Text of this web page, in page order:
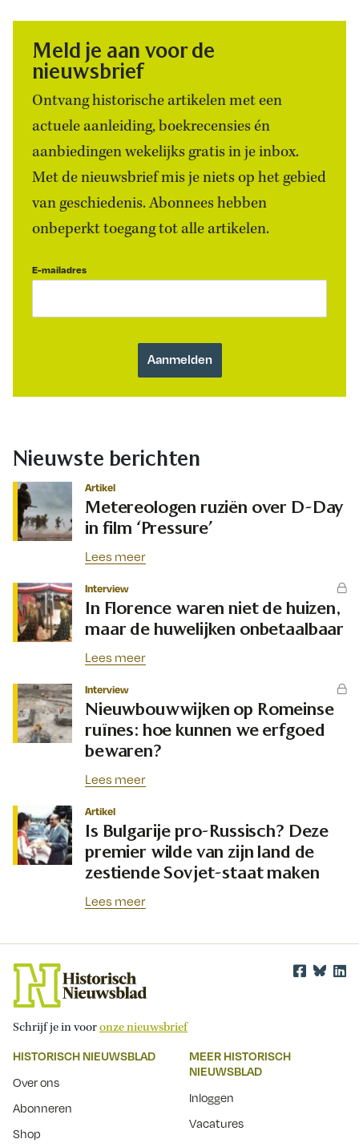
Meld je aan voor de
nieuwsbrief
Ontvang historische artikelen met een
actuele aanleiding, boekrecensies én
aanbiedingen wekelijks gratis in je inbox.
Met de nieuwsbrief mis je niets op het gebied
van geschiedenis. Abonnees hebben
onbeperkt toegang tot alle artikelen.
E-mailadres
Nieuwste berichten
Artikel
Metereologen ruziën over D-Day
in film ‘Pressure’
Lees meer
Interview
In Florence waren niet de huizen,
maar de huwelijken onbetaalbaar
Lees meer
Interview
Nieuwbouwwijken op Romeinse
ruïnes: hoe kunnen we erfgoed
bewaren?
Lees meer
Artikel
Is Bulgarije pro-Russisch? Deze
premier wilde van zijn land de
zestiende Sovjet-staat maken
Lees meer
Schrijf je in vooronze nieuwsbrief
HISTORISCH NIEUWSBLAD
Over ons
Abonneren
Shop
MEER HISTORISCH
NIEUWSBLAD
Inloggen
Vacatures